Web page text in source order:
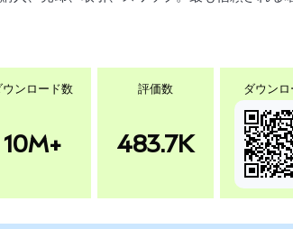
ウンロード数
10M+
評価数
483.7K
ダウンロ